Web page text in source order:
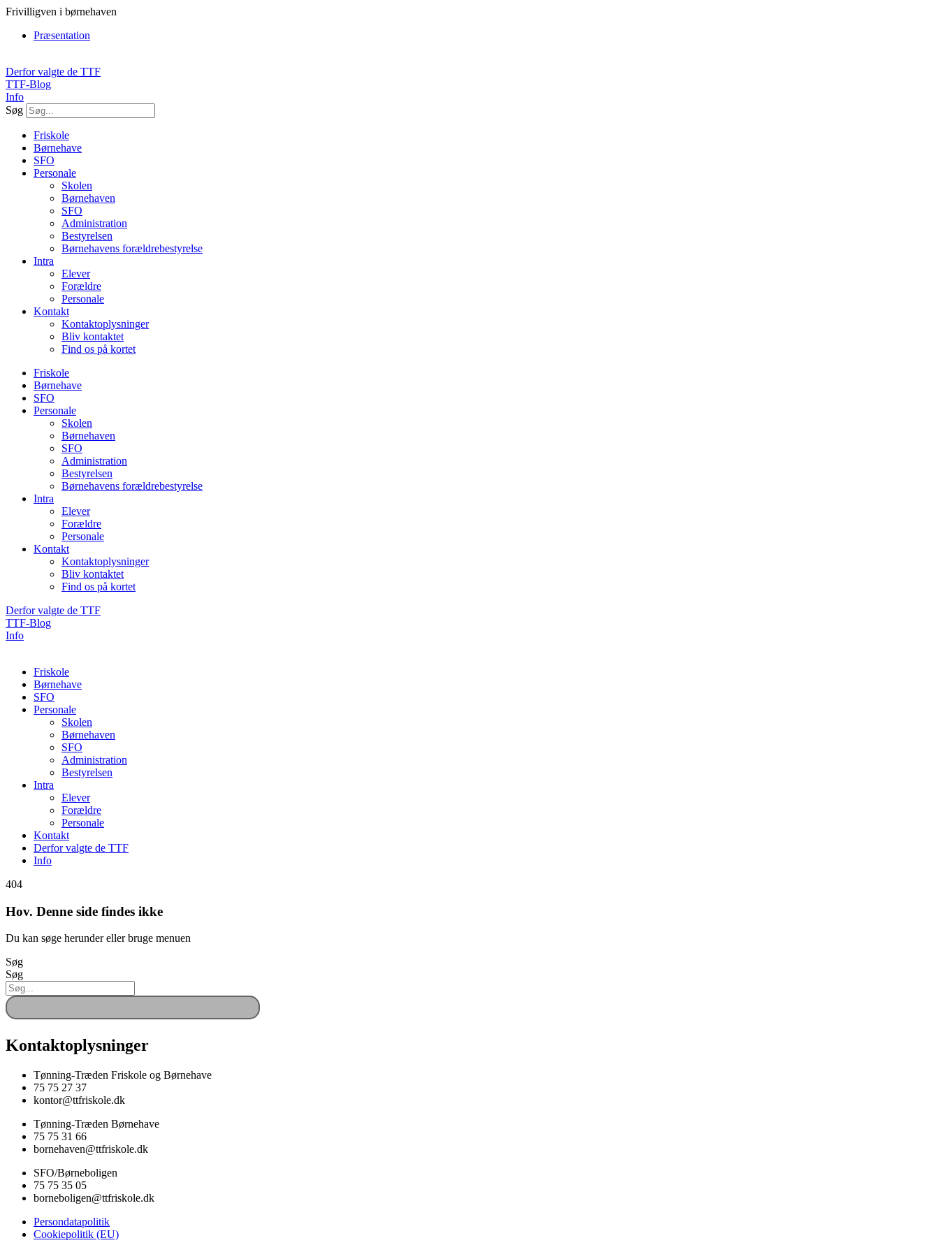
Videre
indhold
Frivilligven i børnehaven
Præsentation
Derfor valgte de TTF
TTF-Blog
Info
Søg
Friskole
Børnehave
SFO
Personale
Skolen
Børnehaven
SFO
Administration
Bestyrelsen
Børnehavens forældrebestyrelse
Intra
Elever
Forældre
Personale
Kontakt
Kontaktoplysninger
Bliv kontaktet
Find os på kortet
Friskole
Børnehave
SFO
Personale
Skolen
Børnehaven
SFO
Administration
Bestyrelsen
Børnehavens forældrebestyrelse
Intra
Elever
Forældre
Personale
Kontakt
Kontaktoplysninger
Bliv kontaktet
Find os på kortet
Derfor valgte de TTF
TTF-Blog
Info
Friskole
Børnehave
SFO
Personale
Skolen
Børnehaven
SFO
Administration
Bestyrelsen
Intra
Elever
Forældre
Personale
Kontakt
Derfor valgte de TTF
Info
404
Hov. Denne side findes ikke
Du kan søge herunder eller bruge menuen
Søg
Søg
Kontaktoplysninger
Tønning-Træden Friskole og Børnehave
75 75 27 37
kontor@ttfriskole.dk
Tønning-Træden Børnehave
75 75 31 66
bornehaven@ttfriskole.dk
SFO/Børneboligen
75 75 35 05
borneboligen@ttfriskole.dk
Persondatapolitik
Cookiepolitik (EU)